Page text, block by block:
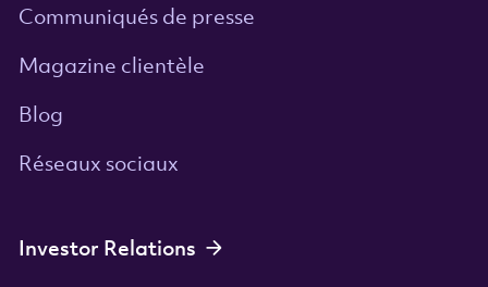
Communiqués de presse
Magazine clientèle
Blog
Réseaux sociaux
Investor Relations